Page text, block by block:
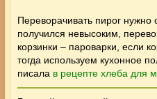
Переворачивать пирог нужно
получился невысоким,
корзинки – пароварки, если
тогда используем кухонное
писала в рецепте хлеба для